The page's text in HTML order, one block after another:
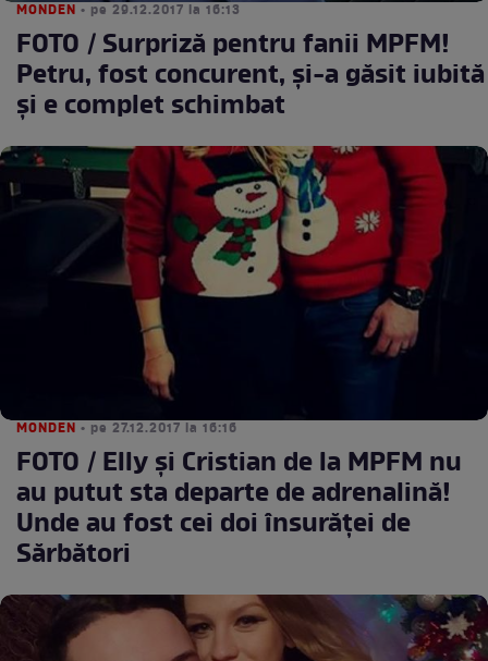
MONDEN • pe 29.12.2017 la 16:13
FOTO / Surpriză pentru fanii MPFM!
Petru, fost concurent, și-a găsit iubită
și e complet schimbat
MONDEN • pe 27.12.2017 la 16:16
FOTO / Elly şi Cristian de la MPFM nu
au putut sta departe de adrenalină!
Unde au fost cei doi însurăţei de
Sărbători